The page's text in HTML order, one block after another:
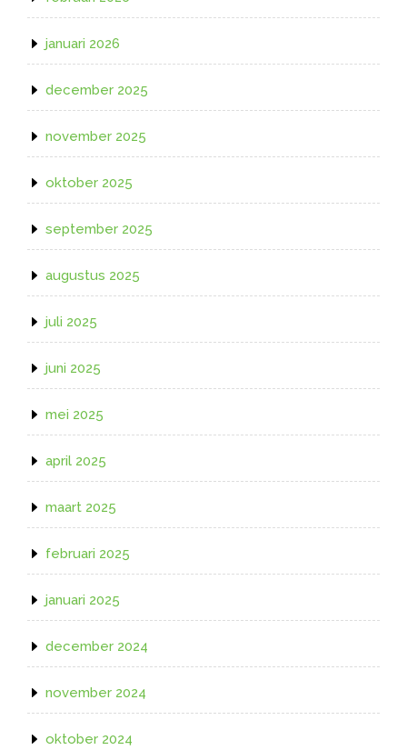
januari 2026
december 2025
november 2025
oktober 2025
september 2025
augustus 2025
juli 2025
juni 2025
mei 2025
april 2025
maart 2025
februari 2025
januari 2025
december 2024
november 2024
oktober 2024